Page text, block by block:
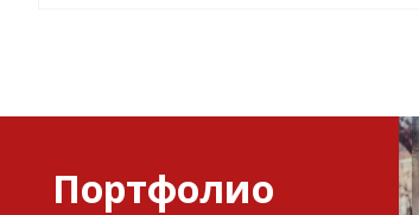
Портфолио